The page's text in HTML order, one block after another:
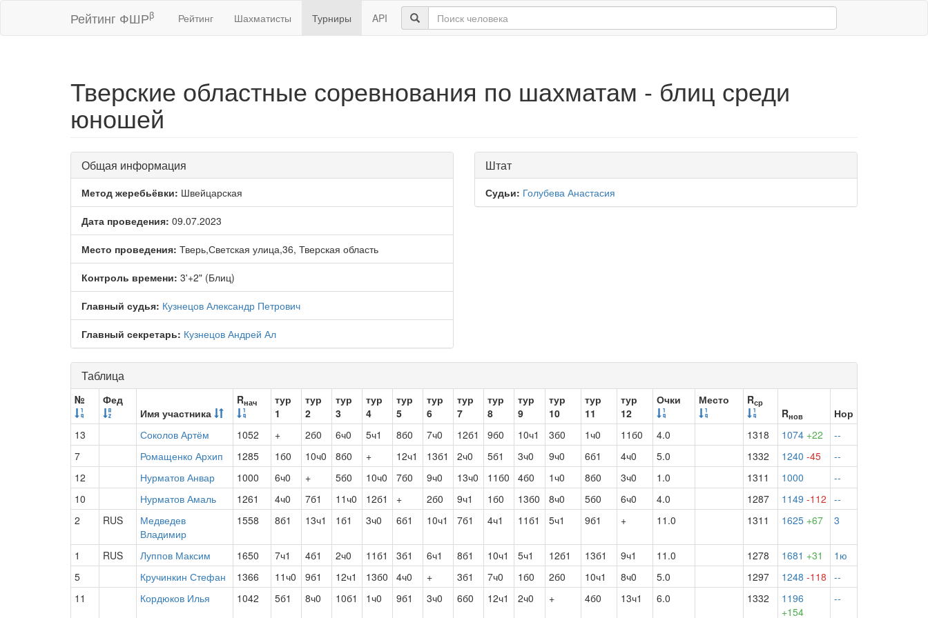
Рейтинг ФШРβ Рейтинг Шахматисты Турниры API
Тверские областные соревнования по шахматам - блиц среди
юношей
Общая информация
Метод жеребьёвки: Швейцарская
Дата проведения: 09.07.2023
Место проведения: Тверь,Светская улица,36, Тверская область
Контроль времени: 3'+2" (Блиц)
Главный судья: Кузнецов Александр Петрович
Главный секретарь: Кузнецов Андрей Ал
Штат
Судьи: Голубева Анастасия
Таблица
№
Фед
Имя участника
Rнач
тур
1
тур
2
тур
3
тур
4
тур
5
тур
6
тур
7
тур
8
тур
9
тур
10
тур
11
тур
12
Очки Место Rср
Rнов
Нор
13
Соколов Артём 1052 + 2б0 6ч0 5ч1 8б0 7ч0 12б1 9б0 10ч1 3б0 1ч0 11б0 4.0 1318 1074 +22
--
7
Ромащенко Архип 1285 1б0 10ч0 8б0 + 12ч1 13б1 2ч0 5б1 3ч0 9ч0 6б1 4ч0 5.0 1332 1240 -45
--
12
Нурматов Анвар 1000 6ч0 + 5б0 10ч0 7б0 9ч0 13ч0 11б0 4б0 1ч0 8б0 3ч0 1.0 1311 1000
--
10
Нурматов Амаль 1261 4ч0 7б1 11ч0 12б1 + 2б0 9ч1 1б0 13б0 8ч0 5б0 6ч0 4.0 1287 1149 -112 --
2
RUS
Медведев
Владимир
1558 8б1 13ч1 1б1 3ч0 6б1 10ч1 7б1 4ч1 11б1 5ч1 9б1 + 11.0 1311 1625 +67 3
1 RUS Луппов Максим 1650 7ч1 4б1 2ч0 11б1 3б1 6ч1 8б1 10ч1 5ч1 12б1 13б1 9ч1 11.0 1278 1681 +31
1ю
5
Кручинкин Стефан 1366 11ч0 9б1 12ч1 13б0 4ч0 + 3б1 7ч0 1б0 2б0 10ч1 8ч0 5.0 1297 1248 -118 --
11
Кордюков Илья 1042 5б1 8ч0 10б1 1ч0 9б1 3ч0 6б0 12ч1 2ч0 + 4б0 13ч1 6.0 1332
1196
+154
--